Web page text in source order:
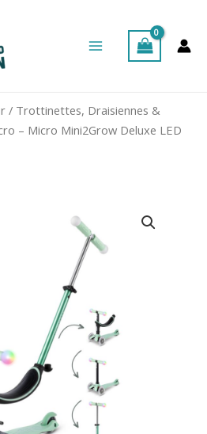
Menu
/ Trottinettes, Draisiennes &
– Micro Mini2Grow Deluxe LED